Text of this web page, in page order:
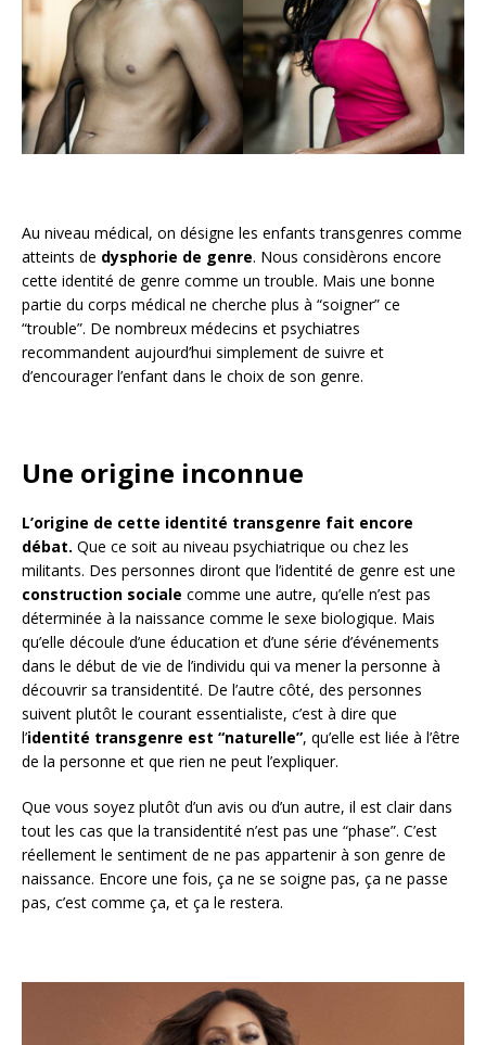
Au niveau médical, on désigne les enfants transgenres comme
atteints de dysphorie de genre. Nous considèrons encore
cette identité de genre comme un trouble. Mais une bonne
partie du corps médical ne cherche plus à “soigner” ce
“trouble”. De nombreux médecins et psychiatres
recommandent aujourd’hui simplement de suivre et
d’encourager l’enfant dans le choix de son genre.
Une origine inconnue
L’origine de cette identité transgenre fait encore
débat. Que ce soit au niveau psychiatrique ou chez les
militants. Des personnes diront que l’identité de genre est une
construction sociale comme une autre, qu’elle n’est pas
déterminée à la naissance comme le sexe biologique. Mais
qu’elle découle d’une éducation et d’une série d’événements
dans le début de vie de l’individu qui va mener la personne à
découvrir sa transidentité. De l’autre côté, des personnes
suivent plutôt le courant essentialiste, c’est à dire que
l’identité transgenre est “naturelle”, qu’elle est liée à l’être
de la personne et que rien ne peut l’expliquer.
Que vous soyez plutôt d’un avis ou d’un autre, il est clair dans
tout les cas que la transidentité n’est pas une “phase”. C’est
réellement le sentiment de ne pas appartenir à son genre de
naissance. Encore une fois, ça ne se soigne pas, ça ne passe
pas, c’est comme ça, et ça le restera.